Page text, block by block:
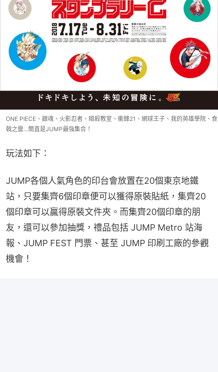
ONE PIECE、銀魂、火影忍者、暗殺教室、衝鋒21、網球王子、我的英雄學院、食
戟之靈…簡直是JUMP最強集合！
玩法如下：
JUMP各個人氣角色的印台會放置在20個東京地鐵
站，只要集齊6個印章便可以獲得原裝貼紙，集齊20
個印章可以贏得原裝文件夾。而集齊20個印章的朋
友，還可以參加抽獎，禮品包括 JUMP Metro 站海
報、JUMP FEST 門票、甚至 JUMP 印刷工廠的參觀
機會！